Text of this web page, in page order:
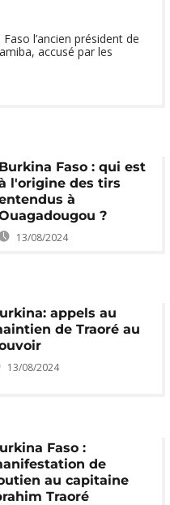
l’ancien président de
accusé par les
Burkina Faso : qui est
l'origine des tirs
à
?
13/08/2024
appels au
de Traoré au
13/08/2024
Faso :
de
au capitaine
Traoré